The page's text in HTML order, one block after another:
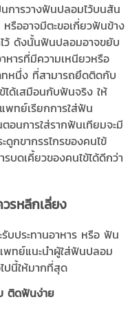
การวางฟันปลอมไว้บนสัน
รืออาจมีตะขอเกี่ยวฟันข้าง
ว้ ดังนั้นฟันปลอมอาจขยับ
หารที่มีความเหนียวหรือ
หนึ่ง ที่สามารถยึดติดกับ
ได้เสมือนกับฟันจริง ให้
พทย์เรียกการใส่ฟัน
อนการใส่รากฟันเทียมจะมี
กขากรรไกรของคนไข้
บดเคี้ยวของคนไข้ได้ดีกว่า
รหลีกเลี่ยง
ประทานอาหาร หรือ ฟัน
ทย์แนะนำผู้ใส่ฟันปลอม
ปนี้ให้มากที่สุด
ติดฟันง่าย